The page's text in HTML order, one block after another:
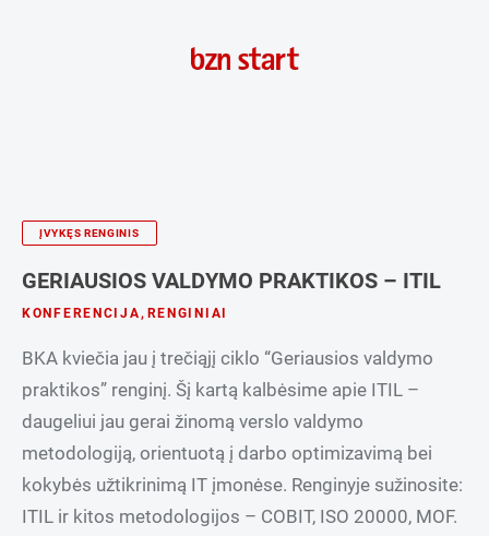
ĮVYKĘS RENGINIS
GERIAUSIOS VALDYMO PRAKTIKOS – ITIL
KONFERENCIJA, RENGINIAI
BKA kviečia jau į trečiąjį ciklo “Geriausios valdymo
praktikos” renginį. Šį kartą kalbėsime apie ITIL –
daugeliui jau gerai žinomą verslo valdymo
metodologiją, orientuotą į darbo optimizavimą bei
kokybės užtikrinimą IT įmonėse. Renginyje sužinosite:
ITIL ir kitos metodologijos – COBIT, ISO 20000, MOF.